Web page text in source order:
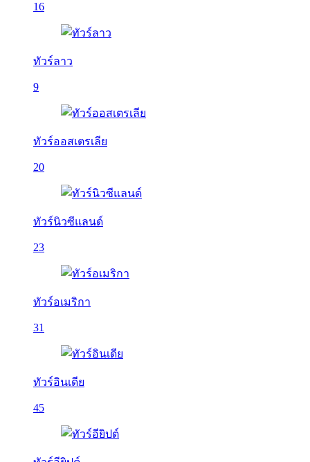
16
ทัวร์ลาว
9
ทัวร์ออสเตรเลีย
20
ทัวร์นิวซีแลนด์
23
ทัวร์อเมริกา
31
ทัวร์อินเดีย
45